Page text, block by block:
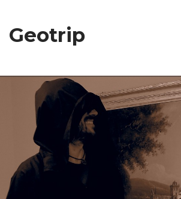
Geotrip